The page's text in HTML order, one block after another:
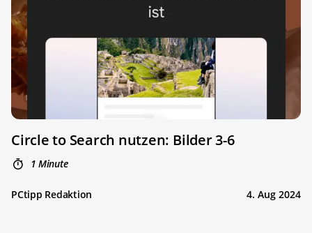
Circle to Search nutzen: Bilder 3-6
1 Minute
PCtipp Redaktion 4. Aug 2024